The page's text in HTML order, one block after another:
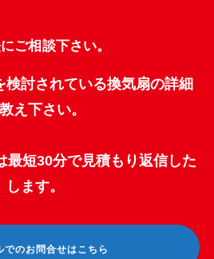
ご相談下さい。
検討されている換気扇の詳細
え下さい。
最短30分で見積もり返信した
します。
でのお問合せはこちら